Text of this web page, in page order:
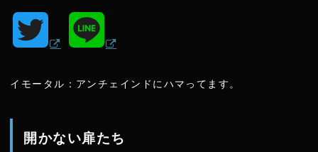
t e
イモータル：アンチェインドにハマってます。
開かない扉たち